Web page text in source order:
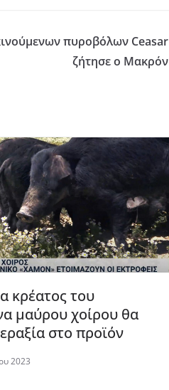
πυροβόλων Ceasar
ζήτησε ο Μακρόν
κρέατος του
μαύρου χοίρου θα
στο προϊόν
2023